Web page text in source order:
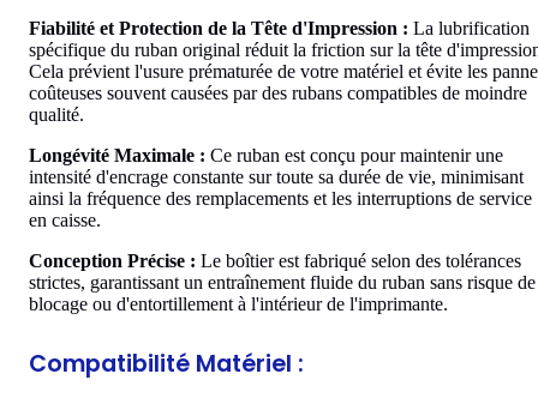
Fiabilité et Protection de la Tête d'Impression : La lubrification
spécifique du ruban original réduit la friction sur la tête
Cela prévient l'usure prématurée de votre matériel et évite les
coûteuses souvent causées par des rubans compatibles de moindre
qualité.
Longévité Maximale : Ce ruban est conçu pour maintenir une
intensité d'encrage constante sur toute sa durée de vie, minimisant
ainsi la fréquence des remplacements et les interruptions de service
en caisse.
Conception Précise : Le boîtier est fabriqué selon des tolérances
strictes, garantissant un entraînement fluide du ruban sans risque de
blocage ou d'entortillement à l'intérieur de l'imprimante.
Compatibilité Matériel :